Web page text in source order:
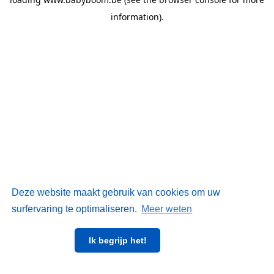
Deze website maakt gebruik van cookies om uw
surfervaring te optimaliseren. Meer weten
Ik begrijp het!
information).